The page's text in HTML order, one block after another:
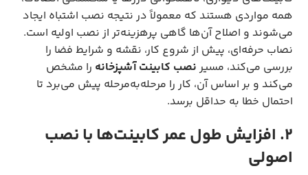
همه مواردی هستند که معمولاً در نتیجه نصب اشتباه ایجاد
می‌شوند و اصلاح آن‌ها گاهی پرهزینه‌تر از نصب اولیه است.
نصاب حرفه‌ای، پیش از شروع کار، نقشه و شرایط فضا را
بررسی می‌کند، مسیر نصب کابینت آشپزخانه را مشخص
می‌کند و بر اساس آن، کار را مرحله‌به‌مرحله پیش می‌برد تا
احتمال خطا به حداقل برسد.
۲. افزایش طول عمر کابینت‌ها با نصب
اصولی